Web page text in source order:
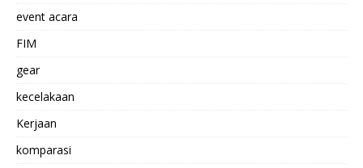
event acara
FIM
gear
kecelakaan
Kerjaan
komparasi